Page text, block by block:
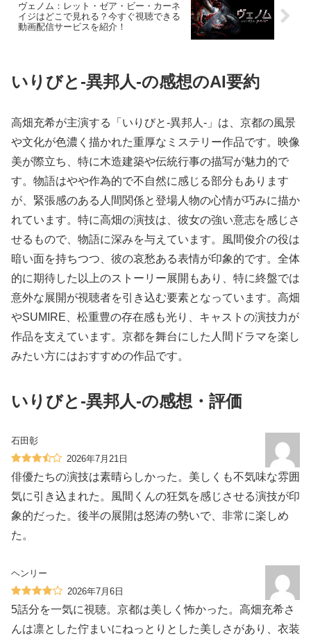
ヴェノム：レット・ゼア・ビー・カーネ
イジはどこで見れる？今すぐ視聴できる
動画配信サービスを紹介！
いりびと-異邦人-の感想のAI要約
高畑充希が主演する「いりびと-異邦人-」は、京都の風景
や文化が色濃く描かれた重厚なミステリー作品です。映像
美が際立ち、特に木造建築や伝統行事の描写が魅力的で
す。物語はやや作為的で不自然に感じる部分もあります
が、緊張感のある人間関係と登場人物の心情が巧みに描か
れています。特に高畑の演技は、彼女の強い意志を感じさ
せるもので、物語に深みを与えています。風間俊介の役は
暗い面を持ちつつ、彼の哀愁ある表情が印象的です。全体
的に期待した以上のストーリー展開もあり、特に終盤では
意外な展開が視聴者を引き込む要素となっています。高畑
やSUMIRE、松重豊の存在感も光り、キャストの演技力が
作品を支えています。京都を舞台にした人間ドラマを楽し
みたい方にはおすすめの作品です。
いりびと-異邦人-の感想・評価
石田彰
2026年7月21日
俳優たちの演技は素晴らしかった。美しくも不気味な雰囲
気に引き込まれた。風間くんの狂気を感じさせる演技が印
象的だった。後半の展開は怒涛の勢いで、非常に楽しめ
た。
ヘンリー
2026年7月6日
5話分を一気に視聴。京都は美しく怖かった。高畑充希さ
んは凛とした佇まいにねっとりとした美しさがあり、衣装